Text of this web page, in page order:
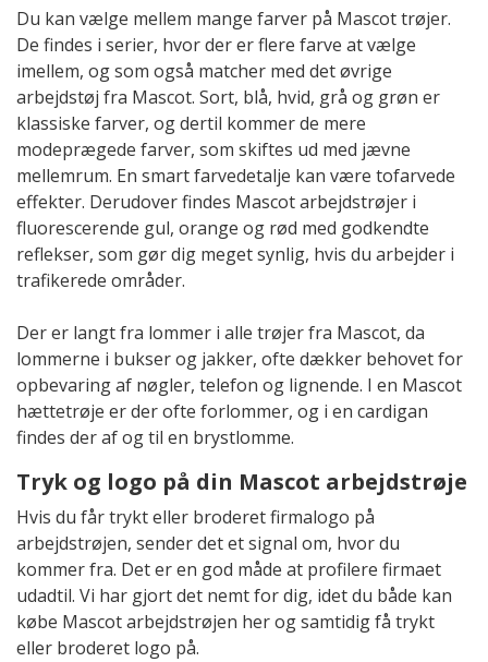
Du kan vælge mellem mange farver på Mascot trøjer.
De findes i serier, hvor der er flere farve at vælge
imellem, og som også matcher med det øvrige
arbejdstøj fra Mascot. Sort, blå, hvid, grå og grøn er
klassiske farver, og dertil kommer de mere
modeprægede farver, som skiftes ud med jævne
mellemrum. En smart farvedetalje kan være tofarvede
effekter. Derudover findes Mascot arbejdstrøjer i
fluorescerende gul, orange og rød med godkendte
reflekser, som gør dig meget synlig, hvis du arbejder i
trafikerede områder.
Der er langt fra lommer i alle trøjer fra Mascot, da
lommerne i bukser og jakker, ofte dækker behovet for
opbevaring af nøgler, telefon og lignende. I en Mascot
hættetrøje er der ofte forlommer, og i en cardigan
findes der af og til en brystlomme.
Tryk og logo på din Mascot arbejdstrøje
Hvis du får trykt eller broderet firmalogo på
arbejdstrøjen, sender det et signal om, hvor du
kommer fra. Det er en god måde at profilere firmaet
udadtil. Vi har gjort det nemt for dig, idet du både kan
købe Mascot arbejdstrøjen her og samtidig få trykt
eller broderet logo på.